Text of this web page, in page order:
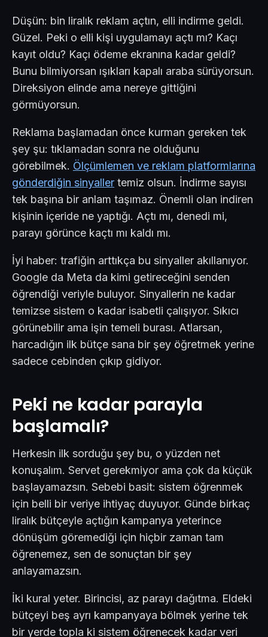
Düşün: bin liralık reklam açtın, elli indirme geldi.
Güzel. Peki o elli kişi uygulamayı açtı mı? Kaçı
kayıt oldu? Kaçı ödeme ekranına kadar geldi?
Bunu bilmiyorsan ışıkları kapalı araba sürüyorsun.
Direksiyon elinde ama nereye gittiğini
görmüyorsun.
Reklama başlamadan önce kurman gereken tek
şey şu: tıklamadan sonra ne olduğunu
görebilmek. Ölçümlemen ve reklam platformlarına
gönderdiğin sinyaller temiz olsun. İndirme sayısı
tek başına bir anlam taşımaz. Önemli olan indiren
kişinin içeride ne yaptığı. Açtı mı, denedi mi,
parayı görünce kaçtı mı kaldı mı.
İyi haber: trafiğin arttıkça bu sinyaller akıllanıyor.
Google da Meta da kimi getireceğini senden
öğrendiği veriyle buluyor. Sinyallerin ne kadar
temizse sistem o kadar isabetli çalışıyor. Sıkıcı
görünebilir ama işin temeli burası. Atlarsan,
harcadığın ilk bütçe sana bir şey öğretmek yerine
sadece cebinden çıkıp gidiyor.
Peki ne kadar parayla
başlamalı?
Herkesin ilk sorduğu şey bu, o yüzden net
konuşalım. Servet gerekmiyor ama çok da küçük
başlayamazsın. Sebebi basit: sistem öğrenmek
için belli bir veriye ihtiyaç duyuyor. Günde birkaç
liralık bütçeyle açtığın kampanya yeterince
dönüşüm göremediği için hiçbir zaman tam
öğrenemez, sen de sonuçtan bir şey
anlayamazsın.
İki kural yeter. Birincisi, az parayı dağıtma. Eldeki
bütçeyi beş ayrı kampanyaya bölmek yerine tek
bir yerde topla ki sistem öğrenecek kadar veri